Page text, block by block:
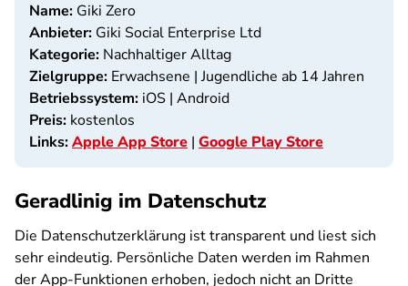
Name: Giki Zero
Anbieter: Giki Social Enterprise Ltd
Kategorie: Nachhaltiger Alltag
Zielgruppe: Erwachsene | Jugendliche ab 14 Jahren
Betriebssystem: iOS | Android
Preis: kostenlos
Links:Apple App Store | Google Play Store
Geradlinig im Datenschutz
Die Datenschutzerklärung ist transparent und liest sich
sehr eindeutig. Persönliche Daten werden im Rahmen
der App-Funktionen erhoben, jedoch nicht an Dritte